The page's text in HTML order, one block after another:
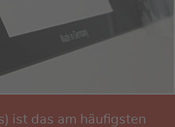
ist das am häufigsten